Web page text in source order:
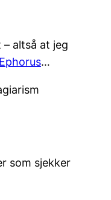
altså at jeg
…
som sjekker